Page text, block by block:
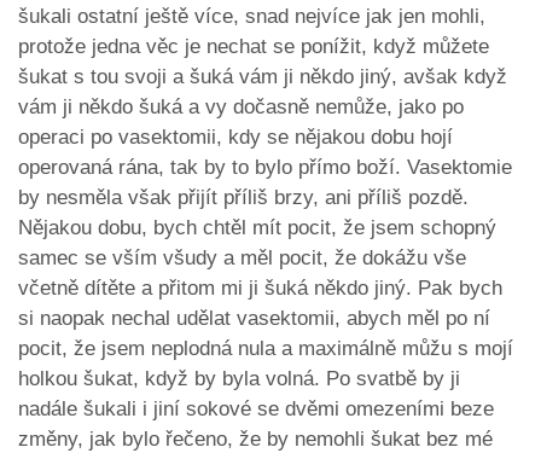
šukali ostatní ještě více, snad nejvíce jak jen mohli,
protože jedna věc je nechat se ponížit, když můžete
šukat s tou svoji a šuká vám ji někdo jiný, avšak když
vám ji někdo šuká a vy dočasně nemůže, jako po
operaci po vasektomii, kdy se nějakou dobu hojí
operovaná rána, tak by to bylo přímo boží. Vasektomie
by nesměla však přijít příliš brzy, ani příliš pozdě.
Nějakou dobu, bych chtěl mít pocit, že jsem schopný
samec se vším všudy a měl pocit, že dokážu vše
včetně dítěte a přitom mi ji šuká někdo jiný. Pak bych
si naopak nechal udělat vasektomii, abych měl po ní
pocit, že jsem neplodná nula a maximálně můžu s mojí
holkou šukat, když by byla volná. Po svatbě by ji
nadále šukali i jiní sokové se dvěmi omezeními beze
změny, jak bylo řečeno, že by nemohli šukat bez mé